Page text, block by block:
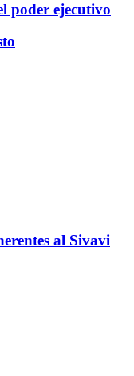
poder ejecutivo
al Sivavi